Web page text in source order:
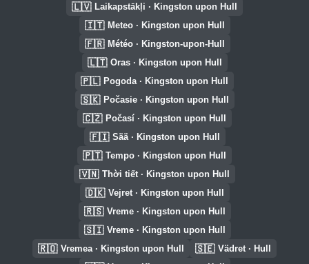
🇱🇻 Laikapstākļi · Kingston upon Hull
🇮🇹 Meteo · Kingston upon Hull
🇫🇷 Météo · Kingston-upon-Hull
🇱🇹 Oras · Kingston upon Hull
🇵🇱 Pogoda · Kingston upon Hull
🇸🇰 Počasie · Kingston upon Hull
🇨🇿 Počasí · Kingston upon Hull
🇫🇮 Sää · Kingston upon Hull
🇵🇹 Tempo · Kingston upon Hull
🇻🇳 Thời tiết · Kingston upon Hull
🇩🇰 Vejret · Kingston upon Hull
🇷🇸 Vreme · Kingston upon Hull
🇸🇮 Vreme · Kingston upon Hull
🇷🇴 Vremea · Kingston upon Hull 🇸🇪 Vädret · Hull